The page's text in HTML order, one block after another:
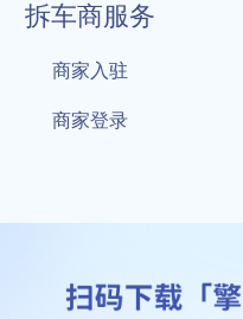
拆车商服务
商家入驻
商家登录
省快 All Rights Reserved
案号： 鲁公网安备